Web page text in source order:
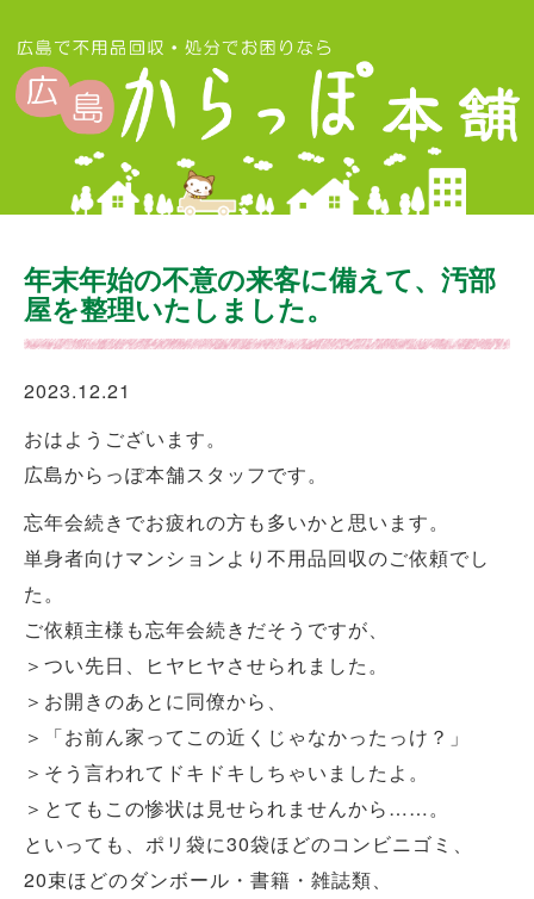
年末年始の不意の来客に備えて、汚部
屋を整理いたしました。
2023.12.21
おはようございます。
広島からっぽ本舗スタッフです。
忘年会続きでお疲れの方も多いかと思います。
単身者向けマンションより不用品回収のご依頼でし
た。
ご依頼主様も忘年会続きだそうですが、
＞つい先日、ヒヤヒヤさせられました。
＞お開きのあとに同僚から、
＞「お前ん家ってこの近くじゃなかったっけ？」
＞そう言われてドキドキしちゃいましたよ。
＞とてもこの惨状は見せられませんから……。
といっても、ポリ袋に30袋ほどのコンビニゴミ、
20束ほどのダンボール・書籍・雑誌類、